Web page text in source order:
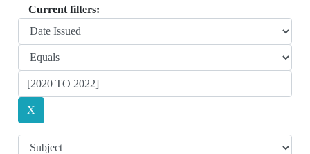
Current filters: